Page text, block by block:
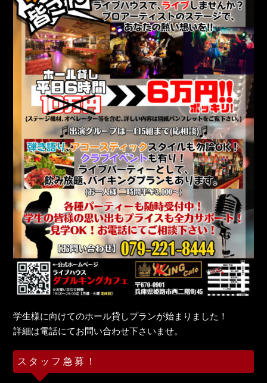
学生様に向けてのホール貸しプランが始まりました！
詳細は電話にてお問い合わせ下さいませ。
スタッフ急募！